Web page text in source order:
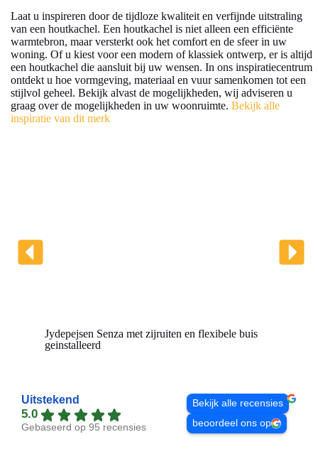
Laat u inspireren door de tijdloze kwaliteit en verfijnde uitstraling
van een houtkachel. Een houtkachel is niet alleen een efficiënte
warmtebron, maar versterkt ook het comfort en de sfeer in uw
woning. Of u kiest voor een modern of klassiek ontwerp, er is altijd
een houtkachel die aansluit bij uw wensen. In ons inspiratiecentrum
ontdekt u hoe vormgeving, materiaal en vuur samenkomen tot een
stijlvol geheel. Bekijk alvast de mogelijkheden, wij adviseren u
graag over de mogelijkheden in uw woonruimte. Bekijk alle
inspiratie van dit merk
Jydepejsen Senza met zijruiten en flexibele buis
geinstalleerd
Uitstekend
5.0
Gebaseerd op 95 recensies
Bekijk alle recensies
beoordeel ons op